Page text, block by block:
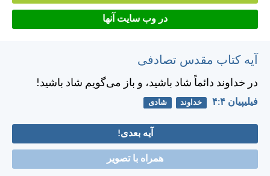
در وب سایت آنها
آیه کتاب مقدس تصادفی
در خداوند دائماً شاد باشيد، و باز می‌گويم شاد باشيد!
فيليپیان ۴:‏۴ خداوند شادی
آیه بعدی!
همراه با تصویر